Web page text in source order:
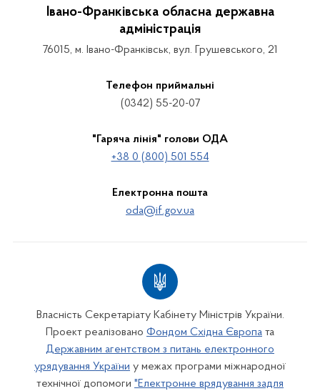
Івано-Франківська обласна державна
адміністрація
76015, м. Івано-Франківськ, вул. Грушевського, 21
Телефон приймальні
(0342) 55-20-07
"Гаряча лінія" голови ОДА
+38 0 (800) 501 554
Електронна пошта
oda@if.gov.ua
Власність Секретаріату Кабінету Міністрів України.
Проект реалізовано Фондом Східна Європа та
Державним агентством з питань електронного
урядування України у межах програми міжнародної
технічної допомоги "Електронне врядування задля